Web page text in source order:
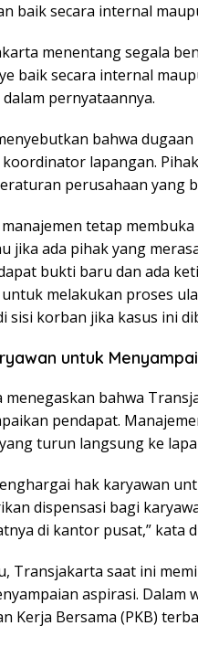
baik secara internal
menentang segala
baik secara internal
pernyataannya.
bahwa
lapangan.
perusahaan yang
tetap
jika ada pihak yang
bukti baru dan ada
melakukan proses
sisi korban jika kasus ini
untuk
menegaskan bahwa
pendapat.
turun langsung ke
hak karyawan
dispensasi bagi
di kantor pusat,” kata
Transjakarta saat ini
aspirasi.
Kerja Bersama (PKB)